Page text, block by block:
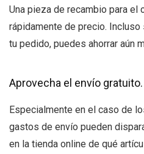
Una pieza de recambio para el
rápidamente de precio.
tu pedido, puedes ahorrar aún
Aprovecha el envío gratuito.
Especialmente en el caso de
gastos de envío pueden
en la tienda online de qué